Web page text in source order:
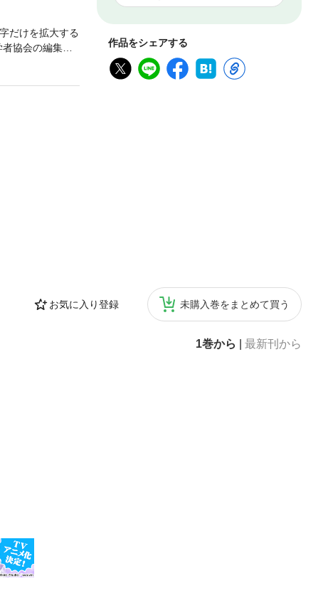
作品をシェアする
お気に入り登録 未購入巻をまとめて買う
1巻から 最新刊から
だけを拡大する
協会の編集委
〉開幕！ おし
3.あさつゆのプ
工藤純子